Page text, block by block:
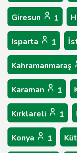
Giresun 1
Isparta 1
Kahramanmaraş
Karaman 1
Kırklareli 1
Konya 1